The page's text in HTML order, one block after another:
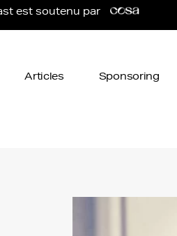
est soutenu par
Articles Sponsoring